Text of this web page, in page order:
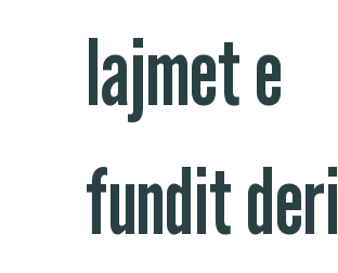
lajmet e
fundit deri